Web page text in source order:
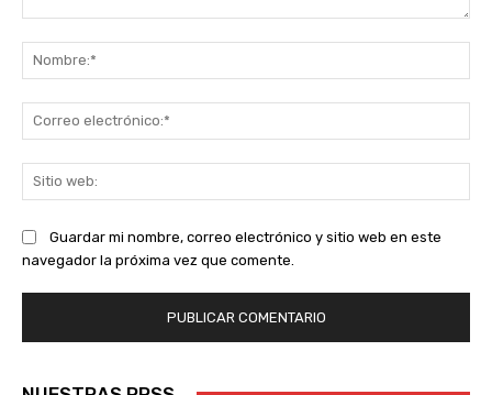
Guardar mi nombre, correo electrónico y sitio web en este
navegador la próxima vez que comente.